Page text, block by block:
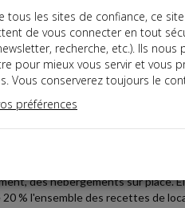
05-12
DE DOMAINE ET TVA
exploite un ancien corps de
des hébergements sur place.
20 % l'ensemble des recettes de
tous les sites de confiance, ce
de vous connecter en tout
recherche, etc.). Ils
pour mieux vous servir et vous
Vous conserverez toujours le
préférences